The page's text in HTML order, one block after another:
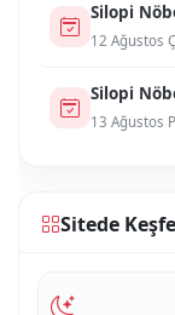
Si̇lopi̇
12 Ağustos
Si̇lopi̇
13 Ağustos
Sitede